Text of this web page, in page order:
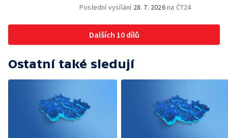
vína — Výhružky na magistrátu v Olomouci —
Brněnské týmy v první fotbalové lize —
Chystaná rekonstrukce bývalé věznice —
Nový seriál pro děti
Poslední vysílání 28. 7. 2026na ČT24
Dalších 10 dílů
Ostatní také sledují